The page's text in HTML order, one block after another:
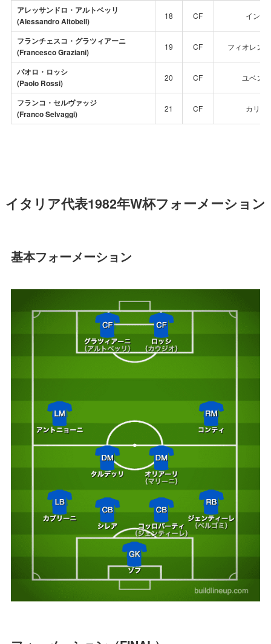
アレッサンドロ・アルトベッリ
(Alessandro Altobell)
18 CF インテ
フランチェスコ・グラツィアーニ
(Francesco Graziani)
19 CF フィオレン
パオロ・ロッシ
(Paolo Rossi)
20 CF ユベン
フランコ・セルヴァッジ
(Franco Selvaggi)
21 CF カリア
イタリア代表1982年W杯フォーメーション
基本フォーメーション